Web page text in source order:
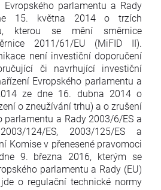
parlamentu a Rady
15. května 2014 o trzích
kterou se mění směrnice
2011/61/EU (MiFID II).
není investiční doporučení
či navrhující investiční
Evropského parlamentu a
ze dne 16. dubna 2014 o
o zneužívání trhu) a o zrušení
parlamentu a Rady 2003/6/ES a
124/ES, 2003/125/ES a
Komise v přenesené pravomoci
9. března 2016, kterým se
parlamentu a Rady (EU)
o regulační technické normy